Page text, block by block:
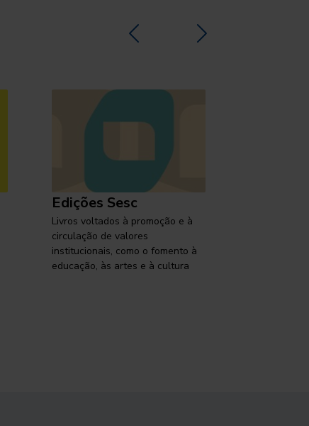
Edições Sesc
Livros voltados à promoção e à
circulação de valores
institucionais, como o fomento à
educação, às artes e à cultura